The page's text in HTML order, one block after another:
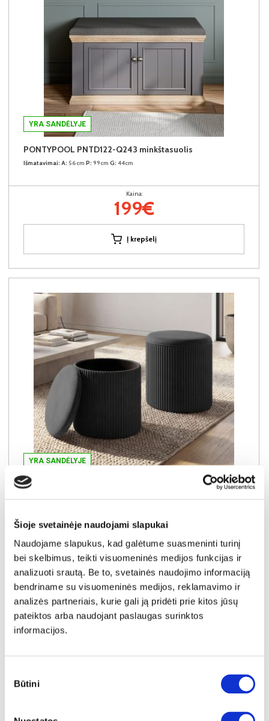
Šioje svetainėje naudojami slapukai
Naudojame slapukus, kad galėtume suasmeninti turinį
bei skelbimus, teikti visuomeninės medijos funkcijas ir
analizuoti srautą. Be to, svetainės naudojimo informaciją
bendriname su visuomeninės medijos, reklamavimo ir
analizės partneriais, kurie gali ją pridėti prie kitos jūsų
pateiktos arba naudojant paslaugas surinktos
informacijos.
pasirinkimas
Būtini
YRA SANDĖLYJE
PONTYPOOL PNTD122-Q243 minkštasuolis
Išmatavimai: A: 56cm P: 99cm G: 44cm
Kaina:
199€
Į krepšelį
YRA SANDĖLYJE
MONTEX (II gr.) apvalių pufų komplektas (2vnt.) (Velvet #80 Juodas)
Kaina:
54€
Į krepšelį